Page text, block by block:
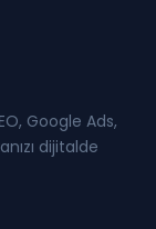
Google Ads,
dijitalde